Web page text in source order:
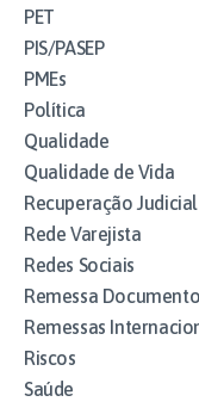
PET
PIS/PASEP
PMEs
Política
Qualidade
Qualidade de Vida
Recuperação Judicial
Rede Varejista
Redes Sociais
Remessa
Remessas
Riscos
Saúde